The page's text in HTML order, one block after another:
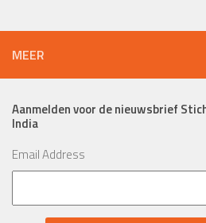
MEER
Aanmelden voor de nieuwsbrief
India
Email Address